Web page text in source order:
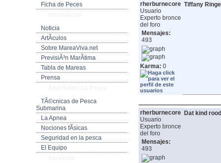
Ficha de Peces
Noticia
ArtÃ­culos
Sobre MareaViva.net
PrevisiÃ³n MarÃ­tima
Tabla de Mareas
Prensa
TÃ©cnicas de Pesca
Submarina
La Apnea
Nociones fÃ­sicas
Seguridad en la pesca
El Equipo
rherburnecore
Usuario
Experto bronce
del foro
Mensajes:
493
Karma: 0
Tiffany
rherburnecore
Usuario
Experto bronce
del foro
Mensajes:
493
Dat kind